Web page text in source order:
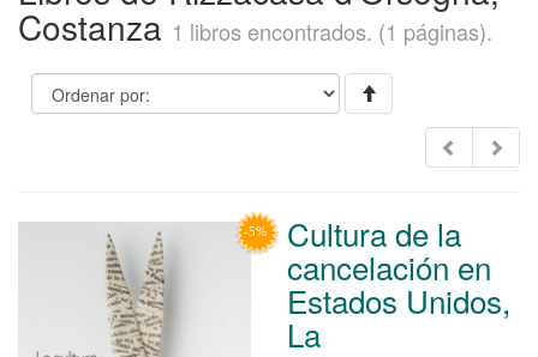
Costanza 1 libros encontrados. (1 páginas).
Cultura de la
cancelación en
Estados Unidos,
La